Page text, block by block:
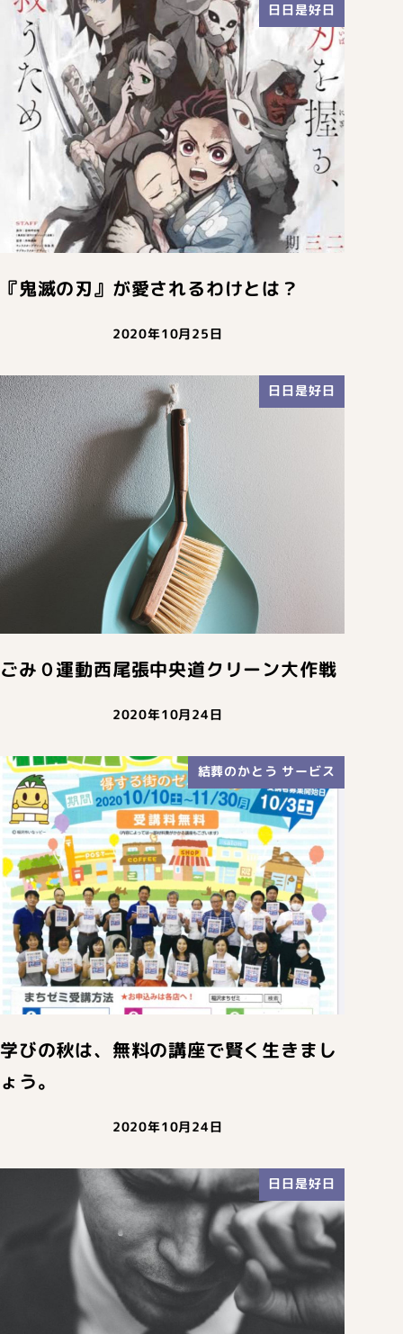
日日是好日
『鬼滅の刃』が愛されるわけとは？
2020年10月25日
日日是好日
ごみ０運動西尾張中央道クリーン大作戦
2020年10月24日
結葬のかとう サービス
学びの秋は、無料の講座で賢く生きまし
ょう。
2020年10月24日
日日是好日